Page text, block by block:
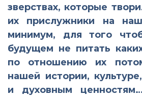
зверствах, которые
их прислужники на
минимум, для того
будущем не питать
по отношению их
нашей истории,
и духовным